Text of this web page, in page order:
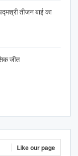
तीजन बाई का
जीत
Like our page